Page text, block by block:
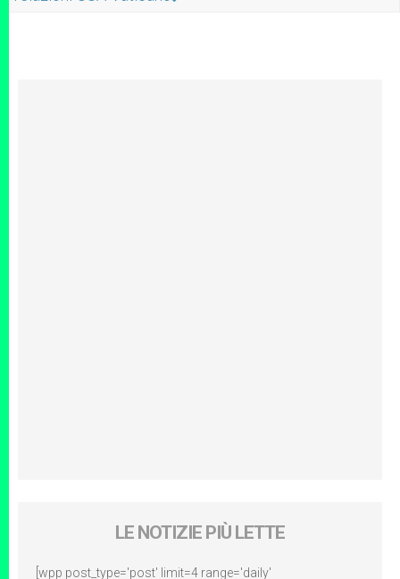
LE NOTIZIE PIÙ LETTE
[wpp post_type='post' limit=4 range='daily'